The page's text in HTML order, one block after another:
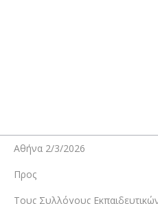
Αθήνα 2/3/2026
Προς
Τους Συλλόγους